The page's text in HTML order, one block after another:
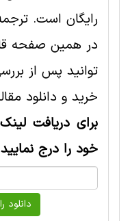
رایگان است.
در همین صفحه
توانید پس از
خرید و دانلود
برای دریافت
خود را درج نمایید